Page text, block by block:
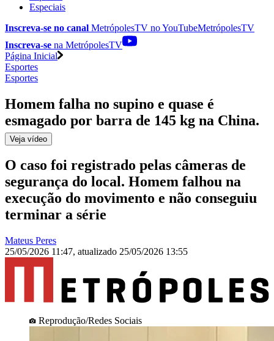
Especiais
Inscreva-se no canal MetrópolesTV noYouTubeMetrópolesTV
Inscreva-se na MetrópolesTV
Página Inicial
Esportes
Esportes
Homem falha no supino e quase é
esmagado por barra de 145 kg na China.
Veja vídeo
O caso foi registrado pelas câmeras de
segurança do local. Homem falhou na
execução do movimento e não conseguiu
terminar a série
Mateus Peres
25/05/2026 11:47, atualizado 25/05/2026 13:55
Reprodução/Redes Sociais